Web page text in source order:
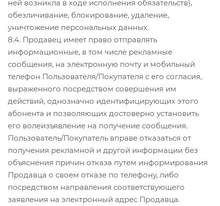
ней возникла в ходе исполнения обязательств),
обезличивание, блокирование, удаление,
уничтожение персональных данных.
8.4. Продавец имеет право отправлять
информационные, в том числе рекламные
сообщения, на электронную почту и мобильный
телефон Пользователя/Покупателя с его согласия,
выраженного посредством совершения им
действий, однозначно идентифицирующих этого
абонента и позволяющих достоверно установить
его волеизъявление на получение сообщения.
Пользователь/Покупатель вправе отказаться от
получения рекламной и другой информации без
объяснения причин отказа путем информирования
Продавца о своем отказе по телефону, либо
посредством направления соответствующего
заявления на электронный адрес Продавца.